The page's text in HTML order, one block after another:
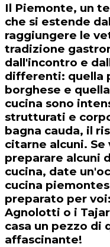
Il Piemonte, un
che si estende
raggiungere le
tradizione
dall'incontro e
differenti: quella
borghese e
cucina sono
strutturati e
bagna cauda, il
citarne alcuni.
preparare alcuni
cucina, date
cucina
preparato per
Agnolotti o i
casa un pezzo di
affascinante!